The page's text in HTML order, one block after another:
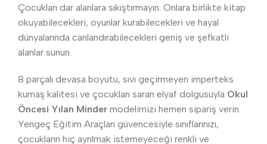
Çocukları dar alanlara sıkıştırmayın. Onlara birlikte kitap
okuyabilecekleri, oyunlar kurabilecekleri ve hayal
dünyalarında canlandırabilecekleri geniş ve şefkatli
alanlar sunun.
8 parçalı devasa boyutu, sıvı geçirmeyen imperteks
kumaş kalitesi ve çocukları saran elyaf dolgusuyla Okul
Öncesi Yılan Minder modelimizi hemen sipariş verin.
Yengeç Eğitim Araçları güvencesiyle sınıflarınızı,
çocukların hiç ayrılmak istemeyeceği renkli ve